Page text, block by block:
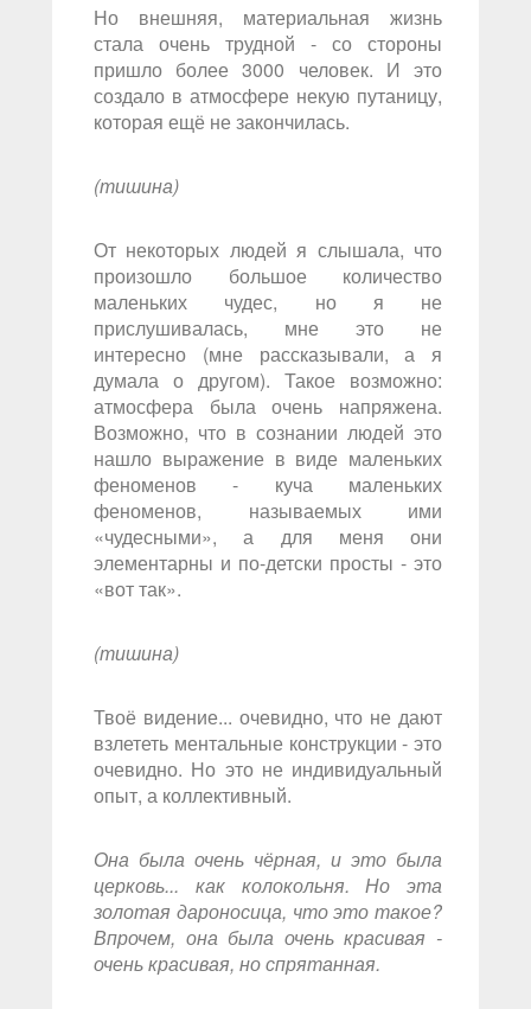
Но внешняя, материальная жизнь
стала очень трудной - со стороны
пришло более 3000 человек. И это
создало в атмосфере некую путаницу,
которая ещё не закончилась.
(тишина)
От некоторых людей я слышала, что
произошло большое количество
маленьких чудес, но я не
прислушивалась, мне это не
интересно (мне рассказывали, а я
думала о другом). Такое возможно:
атмосфера была очень напряжена.
Возможно, что в сознании людей это
нашло выражение в виде маленьких
феноменов - куча маленьких
феноменов, называемых ими
«чудесными», а для меня они
элементарны и по-детски просты - это
«вот так».
(тишина)
Твоё видение... очевидно, что не дают
взлететь ментальные конструкции - это
очевидно. Но это не индивидуальный
опыт, а коллективный.
Она была очень чёрная, и это была
церковь... как колокольня. Но эта
золотая дароносица, что это такое?
Впрочем, она была очень красивая -
очень красивая, но спрятанная.